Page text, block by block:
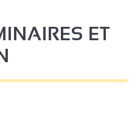
ET